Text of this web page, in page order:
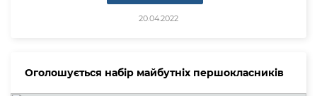
20.04.2022
Оголошується набір майбутніх першокласників